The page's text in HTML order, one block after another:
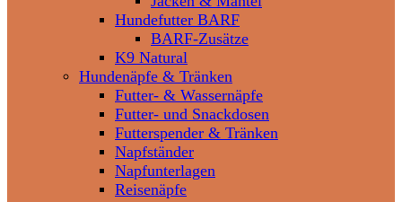
Hundefutter BARF
BARF-Zusätze
K9 Natural
Hundenäpfe & Tränken
Futter- & Wassernäpfe
Futter- und Snackdosen
Futterspender & Tränken
Napfständer
Napfunterlagen
Reisenäpfe